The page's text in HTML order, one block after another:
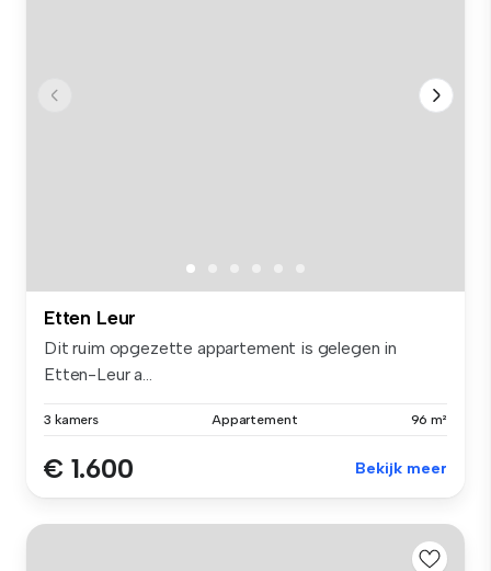
Etten Leur
Dit ruim opgezette appartement is gelegen in
Etten-Leur a...
3 kamers Appartement 96 m²
€ 1.600 Bekijk meer